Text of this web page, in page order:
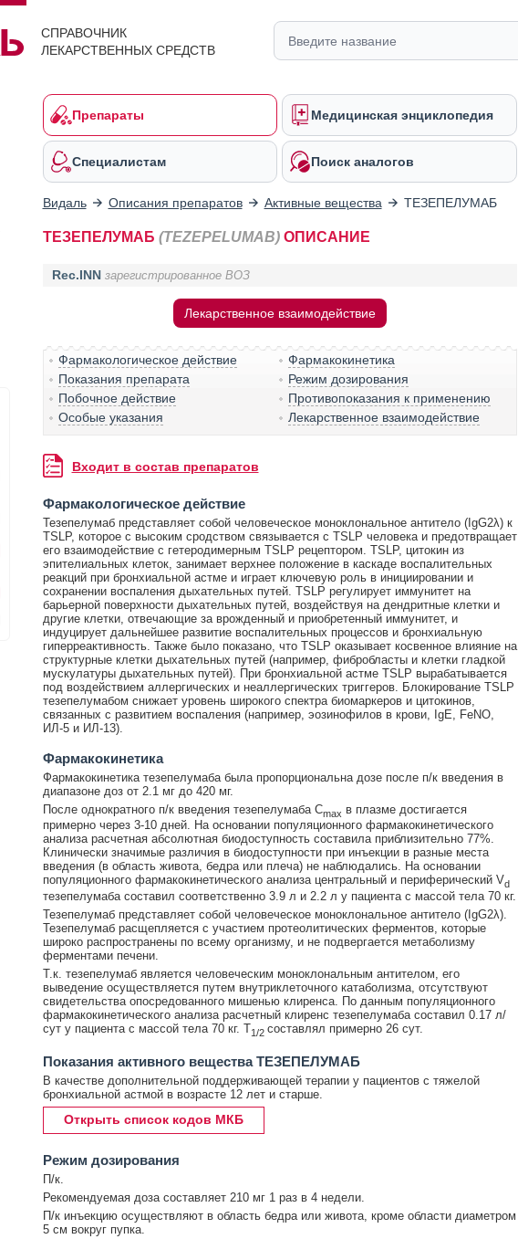
СПРАВОЧНИК
ЛЕКАРСТВЕННЫХ СРЕДСТВ
Препараты Медицинская энциклопедия
Специалистам Поиск аналогов
Видаль Описания препаратов Активные вещества ТЕЗЕПЕЛУМАБ
ТЕЗЕПЕЛУМАБ (TEZEPELUMAB)ОПИСАНИЕ
Rec.INN зарегистрированное ВОЗ
Лекарственное взаимодействие
Фармакологическое действие
Фармакокинетика
Показания препарата
Режим дозирования
Побочное действие
Противопоказания к применению
Особые указания
Лекарственное взаимодействие
Входит в состав препаратов
Фармакологическое действие
Тезепелумаб представляет собой человеческое моноклональное антитело (IgG2λ) к
TSLP, которое с высоким сродством связывается с TSLP человека и предотвращает
его взаимодействие с гетеродимерным TSLP рецептором. TSLP, цитокин из
эпителиальных клеток, занимает верхнее положение в каскаде воспалительных
реакций при бронхиальной астме и играет ключевую роль в инициировании и
сохранении воспаления дыхательных путей. TSLP регулирует иммунитет на
барьерной поверхности дыхательных путей, воздействуя на дендритные клетки и
другие клетки, отвечающие за врожденный и приобретенный иммунитет, и
индуцирует дальнейшее развитие воспалительных процессов и бронхиальную
гиперреактивность. Также было показано, что TSLP оказывает косвенное влияние на
структурные клетки дыхательных путей (например, фибробласты и клетки гладкой
мускулатуры дыхательных путей). При бронхиальной астме TSLP вырабатывается
под воздействием аллергических и неаллергических триггеров. Блокирование TSLP
тезепелумабом снижает уровень широкого спектра биомаркеров и цитокинов,
связанных с развитием воспаления (например, эозинофилов в крови, IgE, FeNO,
ИЛ-5 и ИЛ-13).
Фармакокинетика
Фармакокинетика тезепелумаба была пропорциональна дозе после п/к введения в
диапазоне доз от 2.1 мг до 420 мг.
После однократного п/к введения тезепелумаба Cmax в плазме достигается
примерно через 3-10 дней. На основании популяционного фармакокинетического
анализа расчетная абсолютная биодоступность составила приблизительно 77%.
Клинически значимые различия в биодоступности при инъекции в разные места
введения (в область живота, бедра или плеча) не наблюдались. На основании
популяционного фармакокинетического анализа центральный и периферический Vd
тезепелумаба составил соответственно 3.9 л и 2.2 л у пациента с массой тела 70 кг.
Тезепелумаб представляет собой человеческое моноклональное антитело (IgG2λ).
Тезепелумаб расщепляется с участием протеолитических ферментов, которые
широко распространены по всему организму, и не подвергается метаболизму
ферментами печени.
Т.к. тезепелумаб является человеческим моноклональным антителом, его
выведение осуществляется путем внутриклеточного катаболизма, отсутствуют
свидетельства опосредованного мишенью клиренса. По данным популяционного
фармакокинетического анализа расчетный клиренс тезепелумаба составил 0.17 л/
сут у пациента с массой тела 70 кг. T1/2 составлял примерно 26 сут.
Показания активного вещества ТЕЗЕПЕЛУМАБ
В качестве дополнительной поддерживающей терапии у пациентов с тяжелой
бронхиальной астмой в возрасте 12 лет и старше.
Открыть список кодов МКБ
Режим дозирования
П/к.
Рекомендуемая доза составляет 210 мг 1 раз в 4 недели.
П/к инъекцию осуществляют в область бедра или живота, кроме области диаметром
5 см вокруг пупка.